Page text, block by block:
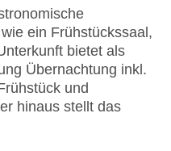
1
5
50
Mastercard, Visa
ein Frühstückssaal,
bietet als
Übernachtung inkl.
und
hinaus stellt das